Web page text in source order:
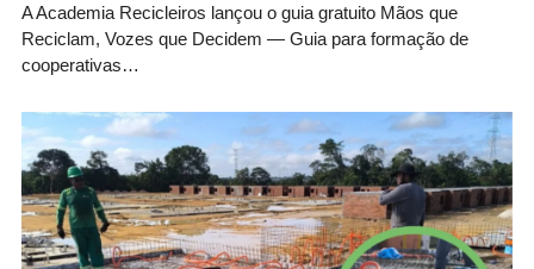
A Academia Recicleiros lançou o guia gratuito Mãos que
Reciclam, Vozes que Decidem — Guia para formação de
cooperativas…